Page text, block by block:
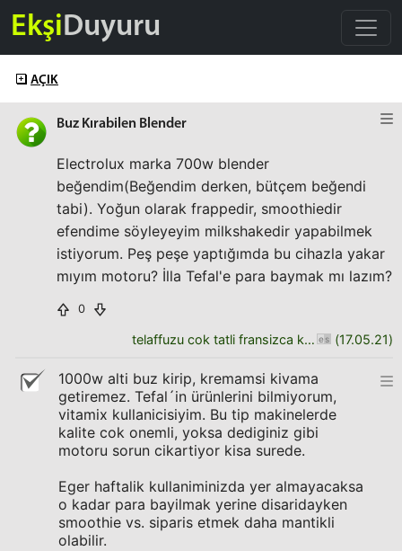
EkşiDuyuru
AÇIK
Buz Kırabilen Blender
Electrolux marka 700w blender
beğendim(Beğendim derken, bütçem beğendi
tabi). Yoğun olarak frappedir, smoothiedir
efendime söyleyeyim milkshakedir yapabilmek
istiyorum. Peş peşe yaptığımda bu cihazla yakar
mıyım motoru? İlla Tefal'e para baymak mı lazım?
0
telaffuzu cok tatli fransizca kelime (17.05.21)
1000w alti buz kirip, kremamsi kivama
getiremez. Tefal´in ürünlerini bilmiyorum,
vitamix kullanicisiyim. Bu tip makinelerde
kalite cok onemli, yoksa dediginiz gibi
motoru sorun cikartiyor kisa surede.
Eger haftalik kullaniminizda yer almayacaksa
o kadar para bayilmak yerine disaridayken
smoothie vs. siparis etmek daha mantikli
olabilir.